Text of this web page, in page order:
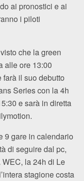
ai pronostici e ai
i piloti
che la green
alle ore 13:00
il suo debutto
Series con la 4h
e sarà in diretta
9 gare in calendario
di seguire dal pc,
la 24h di Le
stagione costa